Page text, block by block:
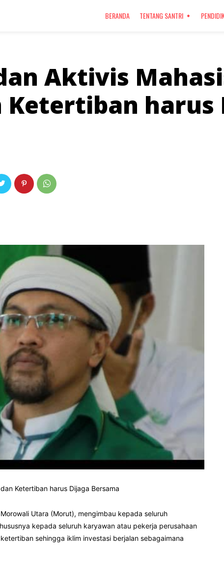
BERANDA TENTANG SANTRI
Aktivis
Ketertiban harus
Ketertiban harus Dijaga Bersama
Utara (Morut), mengimbau kepada seluruh
kepada seluruh karyawan atau pekerja perusahaan
sehingga iklim investasi berjalan sebagaimana